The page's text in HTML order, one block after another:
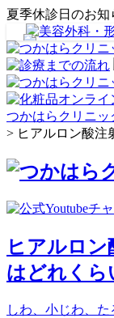
夏季休診日のお知
つかはらクリニッ
> ヒアルロン酸注
ヒアルロン
はどれくら
しわ、小じわ、た